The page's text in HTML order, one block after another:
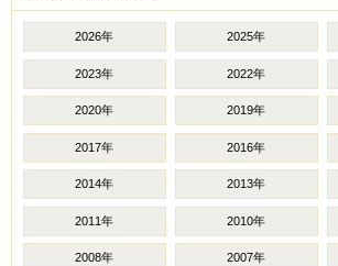
2026年 2025年
2023年 2022年
2020年 2019年
2017年 2016年
2014年 2013年
2011年 2010年
2008年 2007年